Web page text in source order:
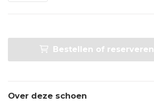
Bestellen of reserveren
Over deze schoen